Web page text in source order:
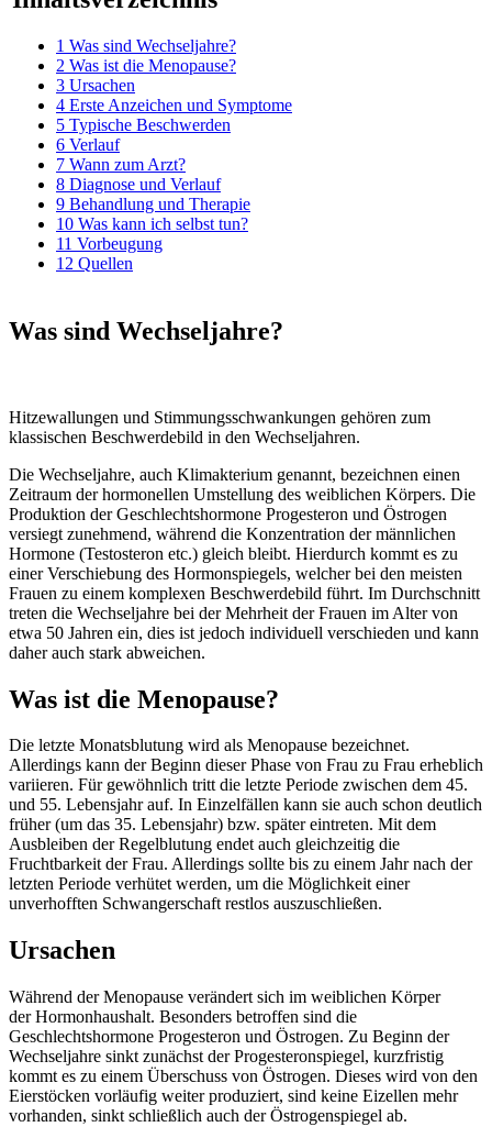
1 Was sind Wechseljahre?
2 Was ist die Menopause?
3 Ursachen
4 Erste Anzeichen und Symptome
5 Typische Beschwerden
6 Verlauf
7 Wann zum Arzt?
8 Diagnose und Verlauf
9 Behandlung und Therapie
10 Was kann ich selbst tun?
11 Vorbeugung
12 Quellen
Was sind Wechseljahre?
Hitzewallungen und Stimmungsschwankungen gehören zum
klassischen Beschwerdebild in den Wechseljahren.
Die Wechseljahre, auch Klimakterium genannt, bezeichnen einen
Zeitraum der hormonellen Umstellung des weiblichen Körpers. Die
Produktion der Geschlechtshormone Progesteron und Östrogen
versiegt zunehmend, während die Konzentration der männlichen
Hormone (Testosteron etc.) gleich bleibt. Hierdurch kommt es zu
einer Verschiebung des Hormonspiegels, welcher bei den meisten
Frauen zu einem komplexen Beschwerdebild führt. Im Durchschnitt
treten die Wechseljahre bei der Mehrheit der Frauen im Alter von
etwa 50 Jahren ein, dies ist jedoch individuell verschieden und kann
daher auch stark abweichen.
Was ist die Menopause?
Die letzte Monatsblutung wird als Menopause bezeichnet.
Allerdings kann der Beginn dieser Phase von Frau zu Frau erheblich
variieren. Für gewöhnlich tritt die letzte Periode zwischen dem 45.
und 55. Lebensjahr auf. In Einzelfällen kann sie auch schon deutlich
früher (um das 35. Lebensjahr) bzw. später eintreten. Mit dem
Ausbleiben der Regelblutung endet auch gleichzeitig die
Fruchtbarkeit der Frau. Allerdings sollte bis zu einem Jahr nach der
letzten Periode verhütet werden, um die Möglichkeit einer
unverhofften Schwangerschaft restlos auszuschließen.
Ursachen
Während der Menopause verändert sich im weiblichen Körper
der Hormonhaushalt. Besonders betroffen sind die
Geschlechtshormone Progesteron und Östrogen. Zu Beginn der
Wechseljahre sinkt zunächst der Progesteronspiegel, kurzfristig
kommt es zu einem Überschuss von Östrogen. Dieses wird von den
Eierstöcken vorläufig weiter produziert, sind keine Eizellen mehr
vorhanden, sinkt schließlich auch der Östrogenspiegel ab.